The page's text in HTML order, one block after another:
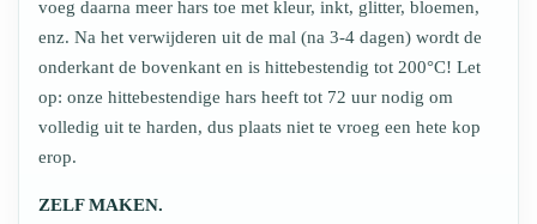
voeg daarna meer hars toe met kleur, inkt, glitter, bloemen,
enz. Na het verwijderen uit de mal (na 3-4 dagen) wordt de
onderkant de bovenkant en is hittebestendig tot 200°C! Let
op: onze hittebestendige hars heeft tot 72 uur nodig om
volledig uit te harden, dus plaats niet te vroeg een hete kop
erop.
ZELF MAKEN.